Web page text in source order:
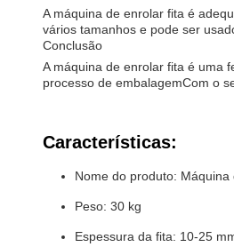
A máquina de enrolar fita é
vários tamanhos e pode ser
Conclusão
A máquina de enrolar fita é uma
processo de embalagemCom o
Características:
Nome do produto:
Peso: 30 kg
Espessura da fita: 10-25